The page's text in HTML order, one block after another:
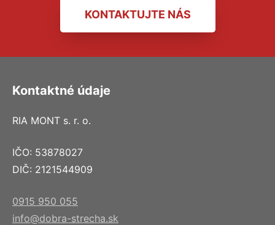
KONTAKTUJTE NÁS
Kontaktné údaje
RIA MONT s. r. o.
IČO: 53878027
DIČ: 2121544909
0915 950 055
info@dobra-strecha.sk